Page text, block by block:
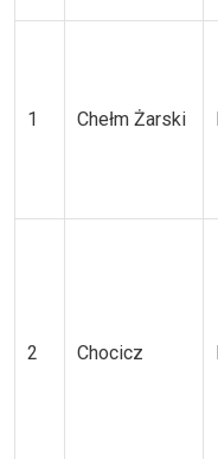
1 Chełm Żarski
2 Chocicz